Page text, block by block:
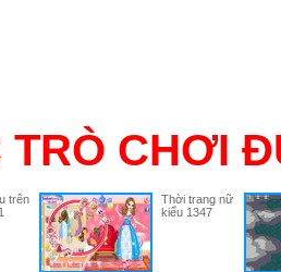
TRÒ CHƠI
trên
Thời trang nữ
kiểu 1347